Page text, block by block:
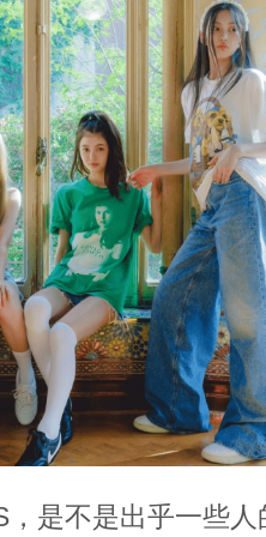
是不是出乎一些人